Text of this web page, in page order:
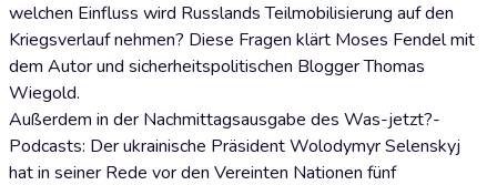
welchen Einfluss wird Russlands Teilmobilisierung auf den
Kriegsverlauf nehmen? Diese Fragen klärt Moses Fendel mit
dem Autor und sicherheitspolitischen Blogger Thomas
Wiegold.
Außerdem in der Nachmittagsausgabe des Was-jetzt?-
Podcasts: Der ukrainische Präsident Wolodymyr Selenskyj
hat in seiner Rede vor den Vereinten Nationen fünf